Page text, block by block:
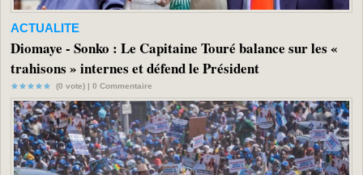
ACTUALITE
Diomaye - Sonko : Le Capitaine Touré balance sur les «
trahisons » internes et défend le Président
(0 vote) | 0 Commentaire